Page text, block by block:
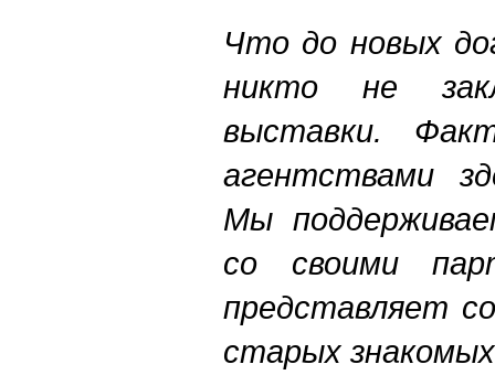
Что до новых
никто не
выставки.
агентствами
Мы
со своими
представляет
старых